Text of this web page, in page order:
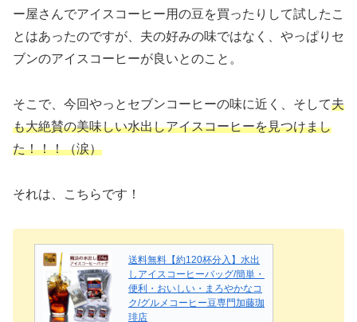
ー屋さんでアイスコーヒー用の豆を買ったりして試したこ
とはあったのですが、夫の好みの味ではなく、やっぱりセ
ブンのアイスコーヒーが良いとのこと。
そこで、今回やっとセブンコーヒーの味に近く、そして夫
も大絶賛の美味しい水出しアイスコーヒーを見つけまし
た！！！（涙）
それは、こちらです！
送料無料【約120杯分入】水出
しアイスコーヒーバッグ/簡単・
便利・おいしい・まろやかなコ
ク/グルメコーヒー豆専門加藤珈
琲店